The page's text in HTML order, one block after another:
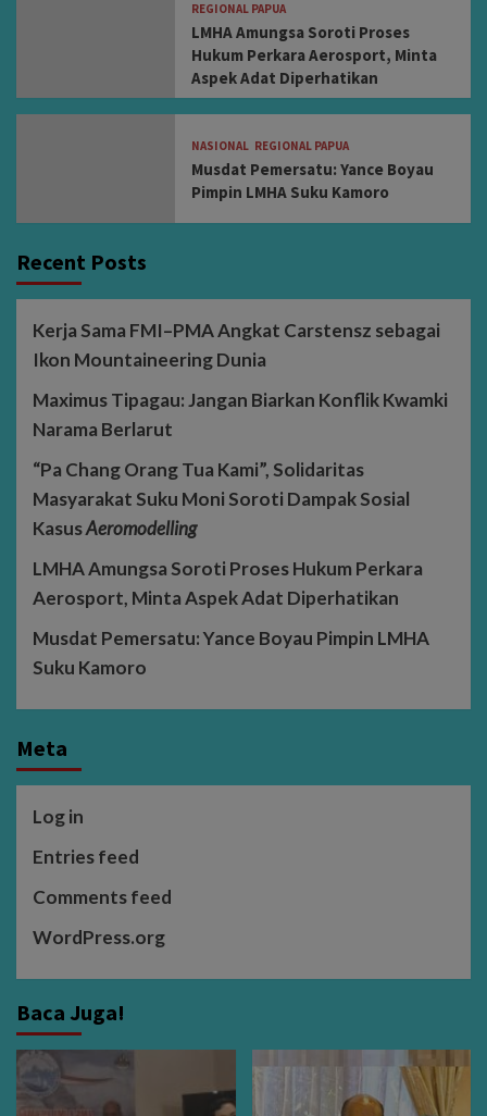
REGIONAL PAPUA
LMHA Amungsa Soroti Proses
Hukum Perkara Aerosport, Minta
Aspek Adat Diperhatikan
NASIONAL REGIONAL PAPUA
Musdat Pemersatu: Yance Boyau
Pimpin LMHA Suku Kamoro
Recent Posts
Kerja Sama FMI–PMA Angkat Carstensz sebagai
Ikon Mountaineering Dunia
Maximus Tipagau: Jangan Biarkan Konflik Kwamki
Narama Berlarut
“Pa Chang Orang Tua Kami”, Solidaritas
Masyarakat Suku Moni Soroti Dampak Sosial
KasusAeromodelling
LMHA Amungsa Soroti Proses Hukum Perkara
Aerosport, Minta Aspek Adat Diperhatikan
Musdat Pemersatu: Yance Boyau Pimpin LMHA
Suku Kamoro
Meta
Log in
Entries feed
Comments feed
WordPress.org
Baca Juga!